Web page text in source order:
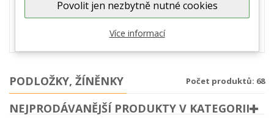
cvičení s dětmi tomu není jinak. Je dobré, když při výběru žíněnky
zohledníme, jaký typ aktivity budeme provádět. Na cvičení
dětské jógy je vhodná tenká protismekavá podložka, naopak na
nácvik kotoulů či provozování školní...zobrazit více
PODLOŽKY, ŽÍNĚNKY Počet produktů: 68
NEJPRODÁVANĚJŠÍ PRODUKTY V KATEGORII
Povolit jen nezbytně nutné cookies
Více informací